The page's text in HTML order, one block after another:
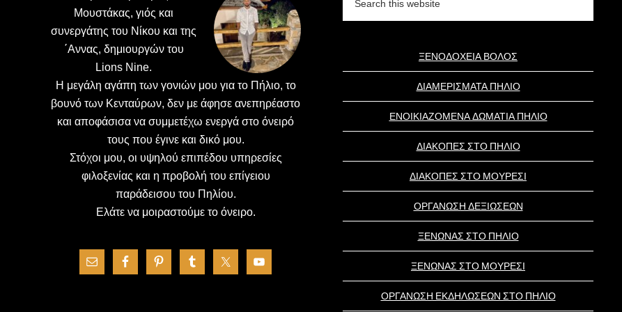
Μουστάκας, γιός και
συνεργάτης του Νίκου και της
΄Αννας, δημιουργών του
Lions Nine.
H μεγάλη αγάπη των γονιών μου για το Πήλιο, το
βουνό των Κενταύρων, δεν με άφησε ανεπηρέαστο
και αποφάσισα να συμμετέχω ενεργά στο όνειρό
τους που έγινε και δικό μου.
Στόχοι μου, οι υψηλού επιπέδου υπηρεσίες
φιλοξενίας και η προβολή του επίγειου
παράδεισου του Πηλίου.
Ελάτε να μοιραστούμε το όνειρο.
ΞΕΝΟΔΟΧΕΙΑ ΒΟΛΟΣ
ΔΙΑΜΕΡΙΣΜΑΤΑ ΠΗΛΙΟ
ΕΝΟΙΚΙΑΖΟΜΕΝΑ ΔΩΜΑΤΙΑ ΠΗΛΙΟ
ΔΙΑΚΟΠΕΣ ΣΤΟ ΠΗΛΙΟ
ΔΙΑΚΟΠΕΣ ΣΤΟ ΜΟΥΡΕΣΙ
ΟΡΓΑΝΩΣΗ ΔΕΞΙΩΣΕΩΝ
ΞΕΝΩΝΑΣ ΣΤΟ ΠΗΛΙΟ
ΞΕΝΩΝΑΣ ΣΤΟ ΜΟΥΡΕΣΙ
ΟΡΓΑΝΩΣΗ ΕΚΔΗΛΩΣΕΩΝ ΣΤΟ ΠΗΛΙΟ